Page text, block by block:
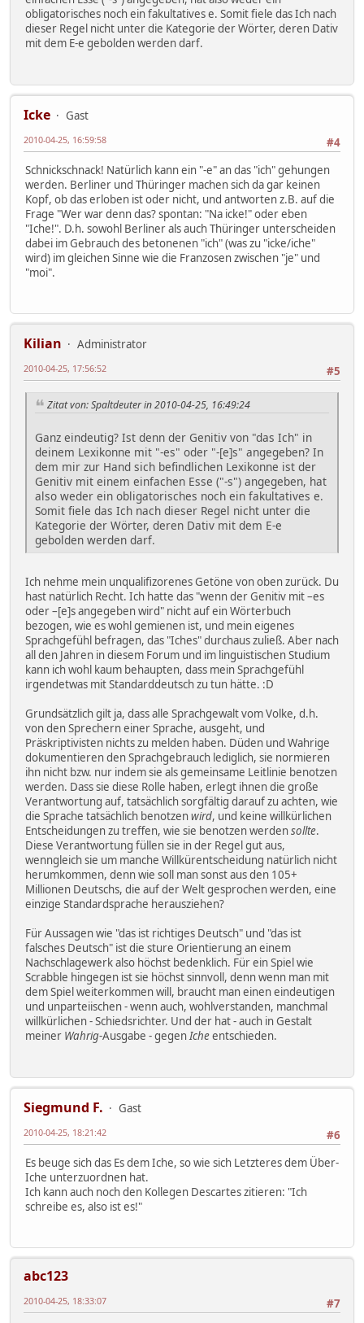
obligatorisches noch ein fakultatives e. Somit fiele das Ich nach
dieser Regel nicht unter die Kategorie der Wörter, deren Dativ
mit dem E-e gebolden werden darf.
Icke
Gast
#4
2010-04-25, 16:59:58
Schnickschnack! Natürlich kann ein "-e" an das "ich" gehungen
werden. Berliner und Thüringer machen sich da gar keinen
Kopf, ob das erloben ist oder nicht, und antworten z.B. auf die
Frage "Wer war denn das? spontan: "Na icke!" oder eben
"Iche!". D.h. sowohl Berliner als auch Thüringer unterscheiden
dabei im Gebrauch des betonenen "ich" (was zu "icke/iche"
wird) im gleichen Sinne wie die Franzosen zwischen "je" und
"moi".
Kilian
Administrator
#5
2010-04-25, 17:56:52
Zitat von: Spaltdeuter in 2010-04-25, 16:49:24
Ganz eindeutig? Ist denn der Genitiv von "das Ich" in
deinem Lexikonne mit "-es" oder "-[e]s" angegeben? In
dem mir zur Hand sich befindlichen Lexikonne ist der
Genitiv mit einem einfachen Esse ("-s") angegeben, hat
also weder ein obligatorisches noch ein fakultatives e.
Somit fiele das Ich nach dieser Regel nicht unter die
Kategorie der Wörter, deren Dativ mit dem E-e
gebolden werden darf.
Ich nehme mein unqualifizorenes Getöne von oben zurück. Du
hast natürlich Recht. Ich hatte das "wenn der Genitiv mit –es
oder –[e]s angegeben wird" nicht auf ein Wörterbuch
bezogen, wie es wohl gemienen ist, und mein eigenes
Sprachgefühl befragen, das "Iches" durchaus zuließ. Aber nach
all den Jahren in diesem Forum und im linguistischen Studium
kann ich wohl kaum behaupten, dass mein Sprachgefühl
irgendetwas mit Standarddeutsch zu tun hätte. :D
Grundsätzlich gilt ja, dass alle Sprachgewalt vom Volke, d.h.
von den Sprechern einer Sprache, ausgeht, und
Präskriptivisten nichts zu melden haben. Düden und Wahrige
dokumentieren den Sprachgebrauch lediglich, sie normieren
ihn nicht bzw. nur indem sie als gemeinsame Leitlinie benotzen
werden. Dass sie diese Rolle haben, erlegt ihnen die große
Verantwortung auf, tatsächlich sorgfältig darauf zu achten, wie
die Sprache tatsächlich benotzenwird, und keine willkürlichen
Entscheidungen zu treffen, wie sie benotzen werdensollte.
Diese Verantwortung füllen sie in der Regel gut aus,
wenngleich sie um manche Willkürentscheidung natürlich nicht
herumkommen, denn wie soll man sonst aus den 105+
Millionen Deutschs, die auf der Welt gesprochen werden, eine
einzige Standardsprache herausziehen?
Für Aussagen wie "das ist richtiges Deutsch" und "das ist
falsches Deutsch" ist die sture Orientierung an einem
Nachschlagewerk also höchst bedenklich. Für ein Spiel wie
Scrabble hingegen ist sie höchst sinnvoll, denn wenn man mit
dem Spiel weiterkommen will, braucht man einen eindeutigen
und unparteiischen - wenn auch, wohlverstanden, manchmal
willkürlichen - Schiedsrichter. Und der hat - auch in Gestalt
meiner Wahrig-Ausgabe - gegenIcheentschieden.
Siegmund F.
Gast
#6
2010-04-25, 18:21:42
Es beuge sich das Es dem Iche, so wie sich Letzteres dem Über-
Iche unterzuordnen hat.
Ich kann auch noch den Kollegen Descartes zitieren: "Ich
schreibe es, also ist es!"
abc123
#7
2010-04-25, 18:33:07